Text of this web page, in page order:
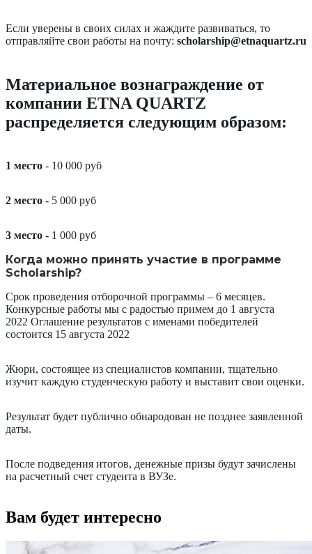
Если уверены в своих силах и жаждите развиваться, то
отправляйте свои работы на почту: scholarship@etnaquartz.ru
Материальное вознаграждение от
компании ETNA QUARTZ
распределяется следующим образом:
1 место - 10 000 руб
2 место - 5 000 руб
3 место - 1 000 руб
Когда можно принять участие в программе
Scholarship?
Срок проведения отборочной программы – 6 месяцев.
Конкурсные работы мы с радостью примем до 1 августа
2022 Оглашение результатов с именами победителей
состоится 15 августа 2022
Жюри, состоящее из специалистов компании, тщательно
изучит каждую студенческую работу и выставит свои оценки.
Результат будет публично обнародован не позднее заявленной
даты.
После подведения итогов, денежные призы будут зачислены
на расчетный счет студента в ВУЗе.
Вам будет интересно